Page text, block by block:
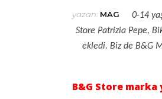
yazan: MAG
0-14
Store Patrizia Pepe,
ekledi. Biz de B&G
B&G Store marka